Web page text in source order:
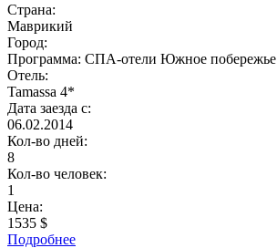
Страна:
Маврикий
Город:
Программа: СПА-отели Южное побережье
Отель:
Tamassa 4*
Дата заезда с:
06.02.2014
Кол-во дней:
8
Кол-во человек:
1
Цена:
1535 $
Подробнее